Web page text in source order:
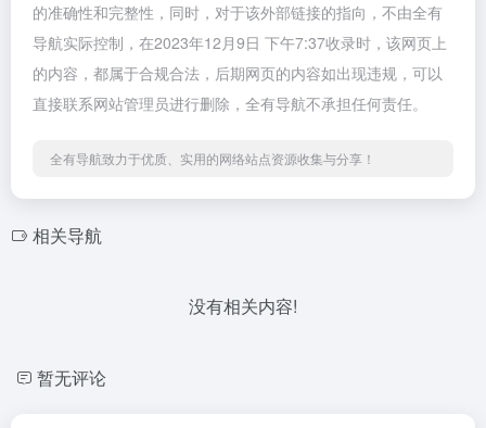
的准确性和完整性，同时，对于该外部链接的指向，不由全有
导航实际控制，在2023年12月9日 下午7:37收录时，该网页上
的内容，都属于合规合法，后期网页的内容如出现违规，可以
直接联系网站管理员进行删除，全有导航不承担任何责任。
全有导航致力于优质、实用的网络站点资源收集与分享！
相关导航
没有相关内容!
暂无评论